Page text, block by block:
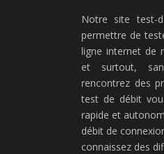
Notre site test-
permettre de
ligne internet de
et surtout,
rencontrez des
test de débit
rapide et
débit de
connaissez des